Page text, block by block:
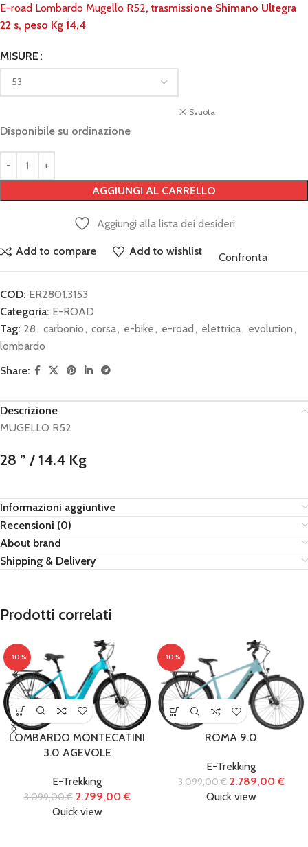
E-road Lombardo Mugello R52, trasmissione Shimano Ultegra
22 s, peso Kg 14,4
MISURE
Svuota
Disponibile su ordinazione
AGGIUNGI AL CARRELLO
Aggiungi alla lista dei desideri
Add to compare Add to wishlist Confronta
COD: ER2801.3153
Categoria: E-ROAD
Tag: 28 , carbonio , corsa, e-bike , e-road , elettrica, evolution ,
lombardo
Share:
Descrizione
MUGELLO R52
28 ” / 14.4 Kg
Informazioni aggiuntive
Recensioni (0)
About brand
Shipping & Delivery
Prodotti correlati
-10%
LOMBARDO MONTECATINI
3.0 AGEVOLE
E-Trekking
3.099,00€ 2.799,00€
Quick view
-10%
ROMA 9.0
E-Trekking
3.099,00€ 2.789,00€
Quick view